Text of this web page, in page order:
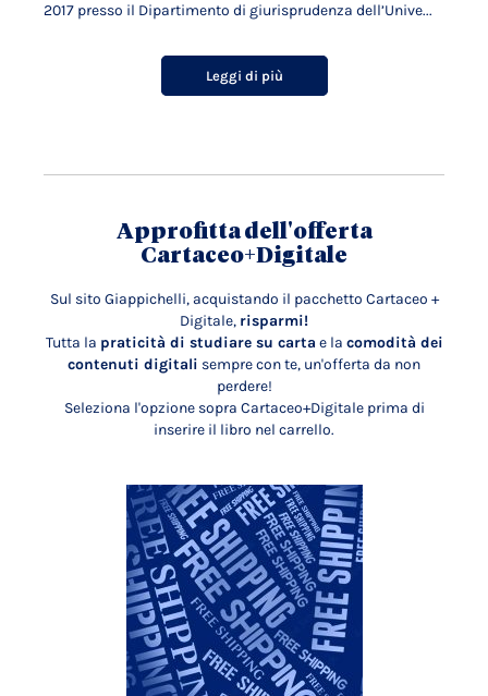
2017 presso il Dipartimento di giurisprudenza dell’Unive...
Leggi di più
Approfitta dell'offerta
Cartaceo+Digitale
Sul sito Giappichelli, acquistando il pacchetto Cartaceo +
Digitale, risparmi!
Tutta la praticità di studiare su carta e la comodità dei
contenuti digitali sempre con te, un'offerta da non
perdere!
Seleziona l'opzione sopra Cartaceo+Digitale prima di
inserire il libro nel carrello.